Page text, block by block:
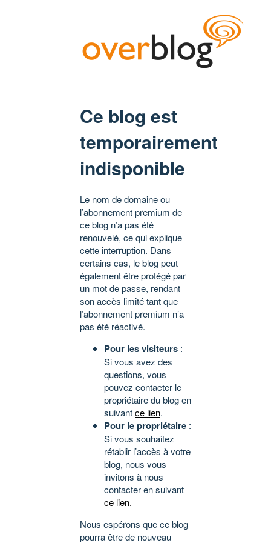
Ce blog est
temporairement
indisponible
Le nom de domaine ou
l’abonnement premium de
ce blog n’a pas été
renouvelé, ce qui explique
cette interruption. Dans
certains cas, le blog peut
également être protégé par
un mot de passe, rendant
son accès limité tant que
l’abonnement premium n’a
pas été réactivé.
Pour les visiteurs :
Si vous avez des
questions, vous
pouvez contacter le
propriétaire du blog en
suivantce lien.
Pour le propriétaire :
Si vous souhaitez
rétablir l’accès à votre
blog, nous vous
invitons à nous
contacter en suivant
ce lien.
Nous espérons que ce blog
pourra être de nouveau